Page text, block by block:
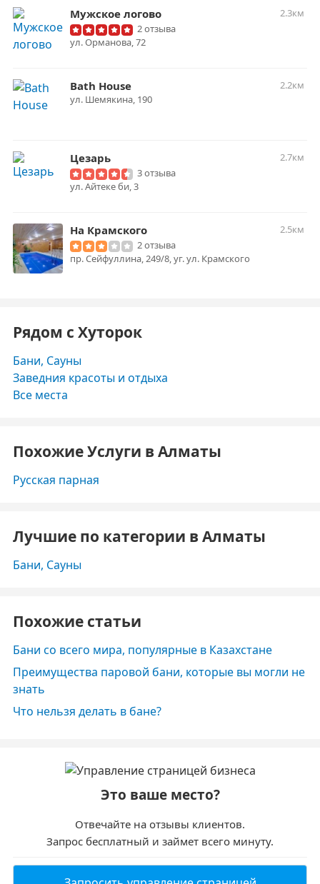
Мужское логово
2.3км
2 отзыва
​ул. Орманова, 72
Bath House
2.2км
​ул. Шемякина, 190
Цезарь
2.7км
3 отзыва
ул. Айтеке би, 3
На Крамского
2.5км
2 отзыва
пр. Сейфуллина, 249/8, уг. ул. Крамского
Рядом с Хуторок
Бани, Сауны
Заведния красоты и отдыха
Все места
Похожие Услуги в Алматы
Русская парная
Лучшие по категории в Алматы
Бани, Сауны
Похожие статьи
Бани со всего мира, популярные в Казахстане
Преимущества паровой бани, которые вы могли не
знать
Что нельзя делать в бане?
Это ваше место?
Отвечайте на отзывы клиентов.
Запрос бесплатный и займет всего минуту.